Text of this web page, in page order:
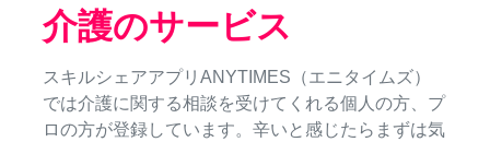
介護のサービス
スキルシェアアプリANYTIMES（エニタイムズ）
では介護に関する相談を受けてくれる個人の方、プ
ロの方が登録しています。辛いと感じたらまずは気